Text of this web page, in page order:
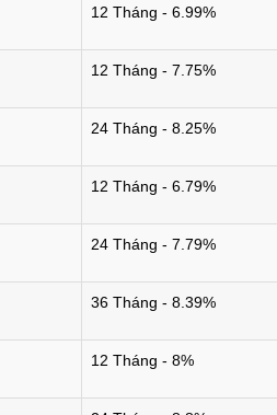
12 Tháng - 6.99%
12 Tháng - 7.75%
24 Tháng - 8.25%
12 Tháng - 6.79%
24 Tháng - 7.79%
36 Tháng - 8.39%
12 Tháng - 8%